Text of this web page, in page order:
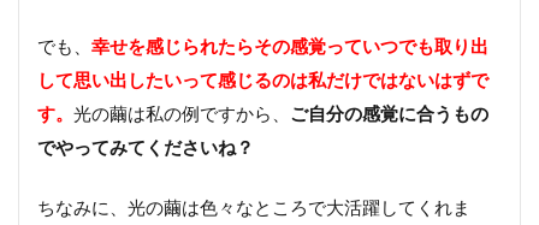
でも、 幸せを感じられたらその感覚っていつでも取り出
して思い出したいって感じるのは私だけではないはずで
す。 光の繭は私の例ですから、 ご自分の感覚に合うもの
でやってみてくださいね？
ちなみに、光の繭は色々なところで大活躍してくれま